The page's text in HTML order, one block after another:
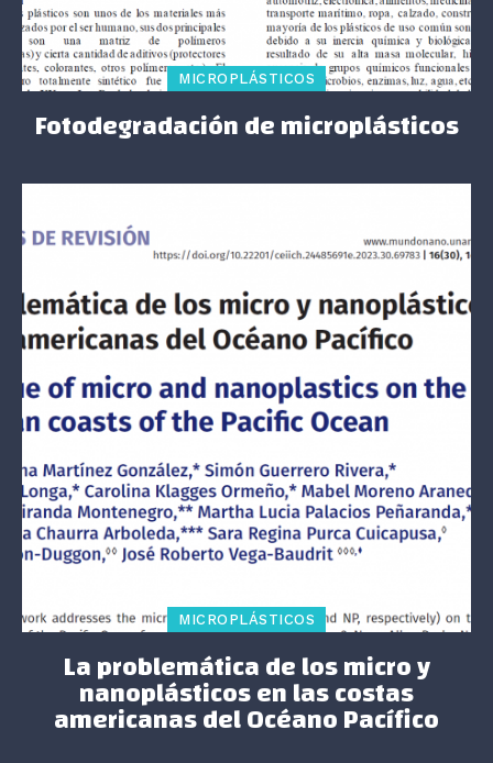
MICROPLÁSTICOS
Fotodegradación de microplásticos
MICROPLÁSTICOS
La problemática de los micro y
nanoplásticos en las costas
americanas del Océano Pacífico